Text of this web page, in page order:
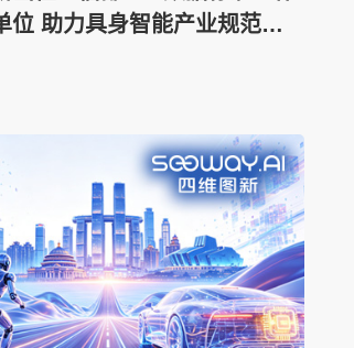
位 助力具身智能产业规范化